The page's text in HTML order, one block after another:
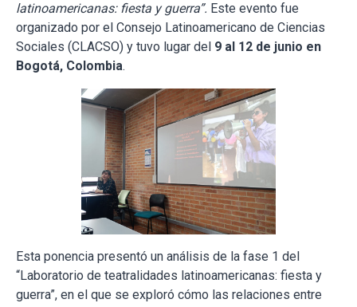
latinoamericanas: fiesta y guerra”. Este evento fue
organizado por el Consejo Latinoamericano de Ciencias
Sociales (CLACSO) y tuvo lugar del 9 al 12 de junio en
Bogotá, Colombia.
Esta ponencia presentó un análisis de la fase 1 del
“Laboratorio de teatralidades latinoamericanas: fiesta y
guerra”, en el que se exploró cómo las relaciones entre